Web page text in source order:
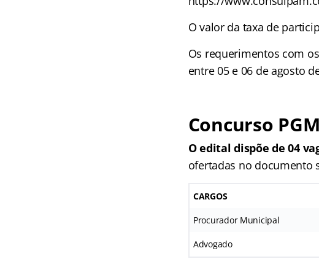
O valor da taxa de
Os requerimentos com
entre 05 e 06 de agosto
Concurso
O edital dispõe de 04
ofertadas no documento
CARGOS
Procurador Municipal
Advogado